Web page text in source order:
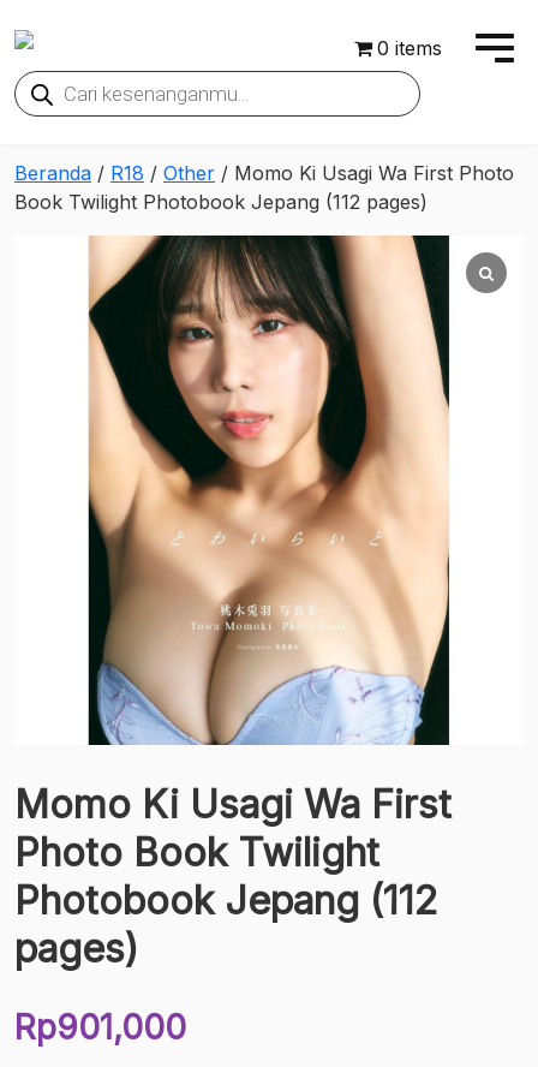
0 items
Products
search
Beranda / R18 / Other / Momo Ki Usagi Wa First Photo
Book Twilight Photobook Jepang (112 pages)
Momo Ki Usagi Wa First
Photo Book Twilight
Photobook Jepang (112
pages)
Rp901,000